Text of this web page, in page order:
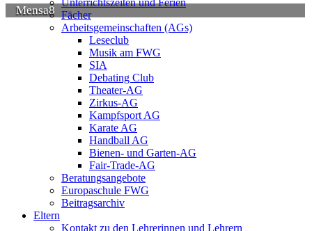
Mensa8 Fächer
Arbeitsgemeinschaften (AGs)
Leseclub
Musik am FWG
SIA
Debating Club
Theater-AG
Zirkus-AG
Kampfsport AG
Karate AG
Handball AG
Bienen- und Garten-AG
Fair-Trade-AG
Beratungsangebote
Europaschule FWG
Beitragsarchiv
Eltern
Kontakt zu den Lehrerinnen und Lehrern